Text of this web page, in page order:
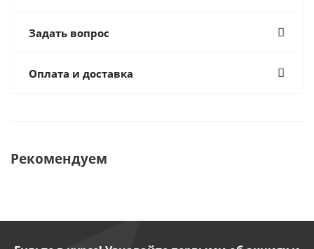
Задать вопрос
Оплата и доставка
Рекомендуем